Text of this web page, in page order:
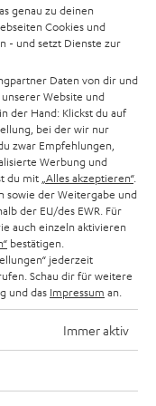
genau zu deinen
Cookies und
- und setzt Dienste zur
Daten von dir und
Website und
der Hand: Klickst du auf
bei der wir nur
zwar Empfehlungen,
Werbung und
du mit „Alles akzeptieren“.
sowie der Weitergabe und
der EU/des EWR. Für
auch einzeln aktivieren
bestätigen.
jederzeit
Schau dir für weitere
und das Impressum an.
Immer aktiv